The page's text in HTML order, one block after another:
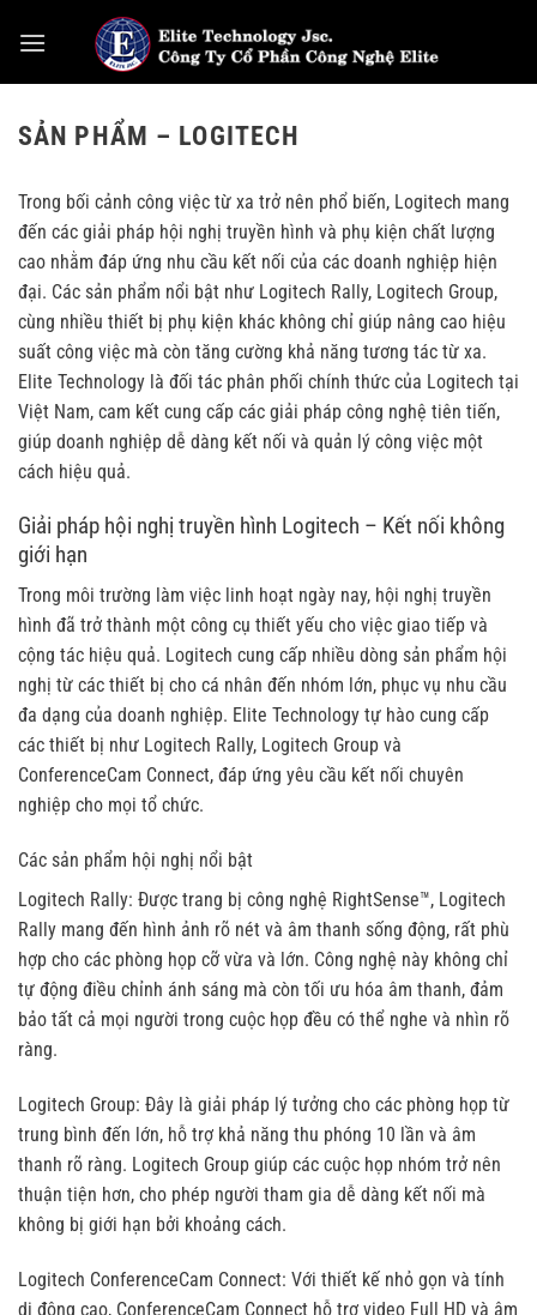
qua
SẢN PHẨM – LOGITECH
Trong bối cảnh công việc từ xa trở nên phổ biến, Logitech mang
đến các giải pháp hội nghị truyền hình và phụ kiện chất lượng
cao nhằm đáp ứng nhu cầu kết nối của các doanh nghiệp hiện
đại. Các sản phẩm nổi bật như Logitech Rally, Logitech Group,
cùng nhiều thiết bị phụ kiện khác không chỉ giúp nâng cao hiệu
suất công việc mà còn tăng cường khả năng tương tác từ xa.
Elite Technology là đối tác phân phối chính thức của Logitech tại
Việt Nam, cam kết cung cấp các giải pháp công nghệ tiên tiến,
giúp doanh nghiệp dễ dàng kết nối và quản lý công việc một
cách hiệu quả.
Giải pháp hội nghị truyền hình Logitech – Kết nối không
giới hạn
Trong môi trường làm việc linh hoạt ngày nay, hội nghị truyền
hình đã trở thành một công cụ thiết yếu cho việc giao tiếp và
cộng tác hiệu quả. Logitech cung cấp nhiều dòng sản phẩm hội
nghị từ các thiết bị cho cá nhân đến nhóm lớn, phục vụ nhu cầu
đa dạng của doanh nghiệp. Elite Technology tự hào cung cấp
các thiết bị như Logitech Rally, Logitech Group và
ConferenceCam Connect, đáp ứng yêu cầu kết nối chuyên
nghiệp cho mọi tổ chức.
Các sản phẩm hội nghị nổi bật
Logitech Rally: Được trang bị công nghệ RightSense™, Logitech
Rally mang đến hình ảnh rõ nét và âm thanh sống động, rất phù
hợp cho các phòng họp cỡ vừa và lớn. Công nghệ này không chỉ
tự động điều chỉnh ánh sáng mà còn tối ưu hóa âm thanh, đảm
bảo tất cả mọi người trong cuộc họp đều có thể nghe và nhìn rõ
ràng.
Logitech Group: Đây là giải pháp lý tưởng cho các phòng họp từ
trung bình đến lớn, hỗ trợ khả năng thu phóng 10 lần và âm
thanh rõ ràng. Logitech Group giúp các cuộc họp nhóm trở nên
thuận tiện hơn, cho phép người tham gia dễ dàng kết nối mà
không bị giới hạn bởi khoảng cách.
Logitech ConferenceCam Connect: Với thiết kế nhỏ gọn và tính
di động cao, ConferenceCam Connect hỗ trợ video Full HD và âm